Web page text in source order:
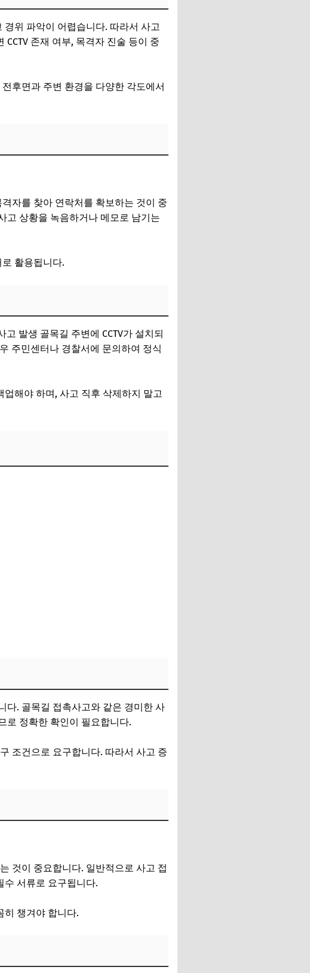
위 파악이 어렵습니다. 따라서 사고
존재 여부, 목격자 진술 등이 중
후면과 주변 환경을 다양한 각도에서
자를 찾아 연락처를 확보하는 것이 중
고 상황을 녹음하거나 메모로 남기는
활용됩니다.
발생 골목길 주변에 CCTV가 설치되
주민센터나 경찰서에 문의하여 정식
해야 하며, 사고 직후 삭제하지 말고
다. 골목길 접촉사고와 같은 경미한 사
로 정확한 확인이 필요합니다.
조건으로 요구합니다. 따라서 사고 증
것이 중요합니다. 일반적으로 사고 접
수 서류로 요구됩니다.
히 챙겨야 합니다.